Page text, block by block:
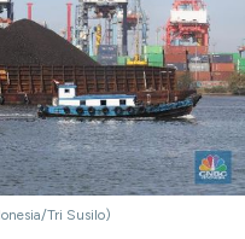
Tri Susilo)